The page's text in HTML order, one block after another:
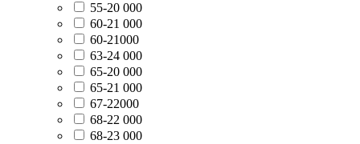
55-20 000
60-21 000
60-21000
63-24 000
65-20 000
65-21 000
67-22000
68-22 000
68-23 000